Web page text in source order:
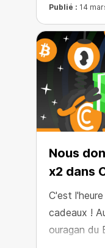
Bitcoin a
000 USD !
Publié : 14
Nous
x2 dans
C'est
cadeaux !
ouragan du